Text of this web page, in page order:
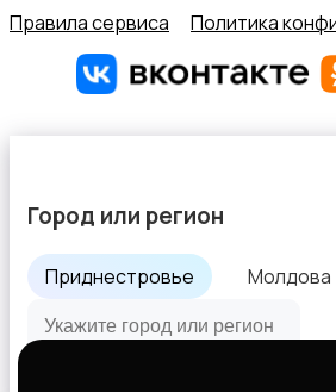
Правила сервиса
Политика
Город или регион
Приднестровье Молдова